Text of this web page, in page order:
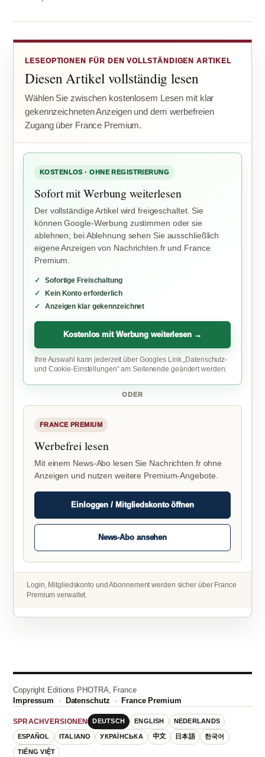
LESEOPTIONEN FÜR DEN VOLLSTÄNDIGEN ARTIKEL
Diesen Artikel vollständig lesen
Wählen Sie zwischen kostenlosem Lesen mit klar
gekennzeichneten Anzeigen und dem werbefreien
Zugang über France Premium.
KOSTENLOS · OHNE REGISTRIERUNG
Sofort mit Werbung weiterlesen
Der vollständige Artikel wird freigeschaltet. Sie
können Google-Werbung zustimmen oder sie
ablehnen; bei Ablehnung sehen Sie ausschließlich
eigene Anzeigen von Nachrichten.fr und France
Premium.
Sofortige Freischaltung
Kein Konto erforderlich
Anzeigen klar gekennzeichnet
Kostenlos mit Werbung weiterlesen →
Ihre Auswahl kann jederzeit über Googles Link „Datenschutz-
und Cookie-Einstellungen“ am Seitenende geändert werden.
ODER
FRANCE PREMIUM
Werbefrei lesen
Mit einem News-Abo lesen Sie Nachrichten.fr ohne
Anzeigen und nutzen weitere Premium-Angebote.
Einloggen / Mitgliedskonto öffnen
News-Abo ansehen
Login, Mitgliedskonto und Abonnement werden sicher über France
Premium verwaltet.
Copyright Editions PHOTRA, France
Impressum · Datenschutz ·France Premium
SPRACHVERSIONEN DEUTSCH ENGLISH NEDERLANDS
ESPAÑOL ITALIANO УКРАЇНСЬКА 中文 日本語 한국어
TIẾNG VIỆT